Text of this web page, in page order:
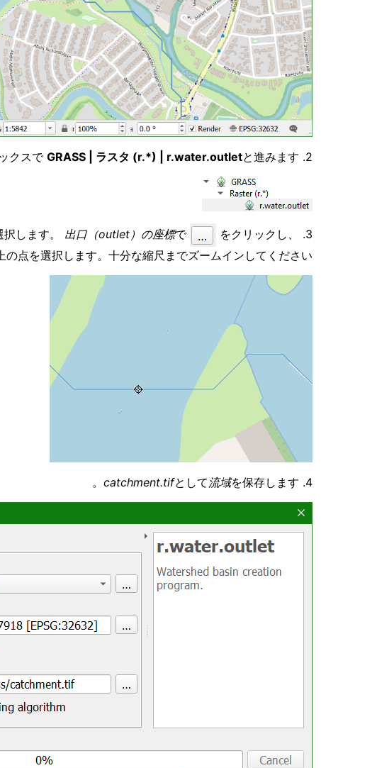
2. プロセッシングツールボックスで
GRASS | ラスタ (r.*) | r.water.outletと進みます。
3.
択します。 出口（outlet）の座標で
をクリックし、
点を選択します。十分な縮尺までズームインしてください。
4.
catchment.tifとして流域を保存します。